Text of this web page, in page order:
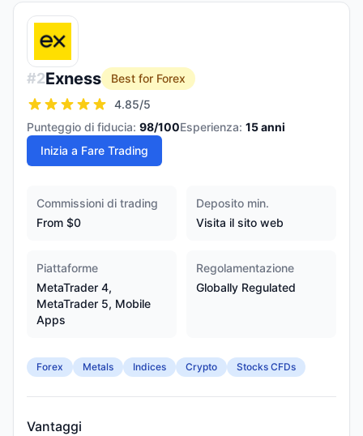
#2Exness
Best for Forex
4.85/5
Punteggio di fiducia: 98/100Esperienza: 15anni
Inizia a Fare Trading
Commissioni di trading
From $0
Deposito min.
Visita il sito web
Piattaforme
MetaTrader 4,
MetaTrader 5, Mobile
Apps
Regolamentazione
Globally Regulated
Forex Metals Indices Crypto Stocks CFDs
Vantaggi